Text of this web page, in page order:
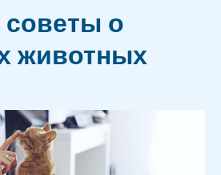
о
животных